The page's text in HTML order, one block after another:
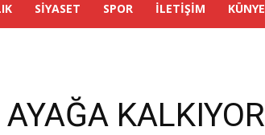
SIYASET SPOR İLETIŞIM KÜNYE
KALKIYOR